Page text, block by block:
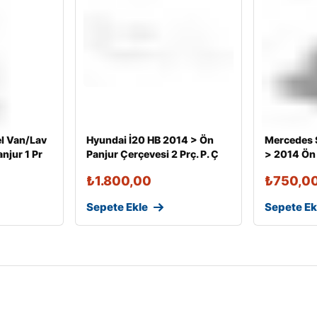
Van/Lav
1 Pr
Hyundai İ20 HB 2014 > Ön
Panjur Çerçevesi 2 Prç. P. Ç
₺1.800,00
Sepete Ekle
Mercedes
> 2014
₺
Sepete